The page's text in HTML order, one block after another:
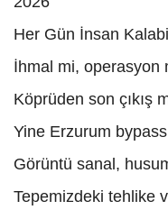
Her Gün İnsan
İhmal mi, operasyon
Köprüden son çıkış
Yine Erzurum
Görüntü sanal,
Tepemizdeki tehlike